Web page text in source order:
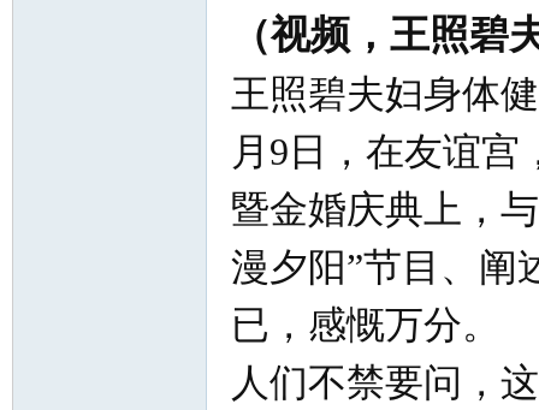
（视频，王照碧
王照碧夫妇身体
月9日，在友谊
暨金婚庆典上，
漫夕阳”节目、阐
已，感慨万分。
人们不禁要问，